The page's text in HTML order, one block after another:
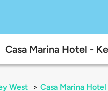
Casa Marina Hotel -
West > Casa Marina